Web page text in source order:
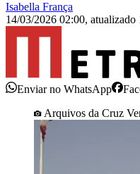
Isabella França
14/03/2026 02:00, atualizado
Enviar no WhatsApp
Arquivos da Cruz